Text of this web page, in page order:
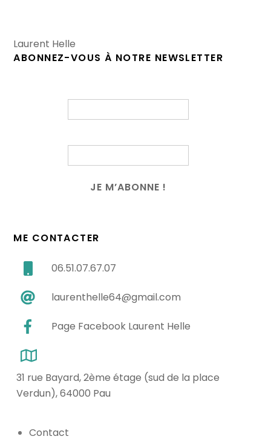
Laurent Helle
ABONNEZ-VOUS À NOTRE NEWSLETTER
ME CONTACTER
06.51.07.67.07
laurenthelle64@gmail.com
Page Facebook Laurent Helle
31 rue Bayard, 2ème étage (sud de la place
Verdun), 64000 Pau
Contact